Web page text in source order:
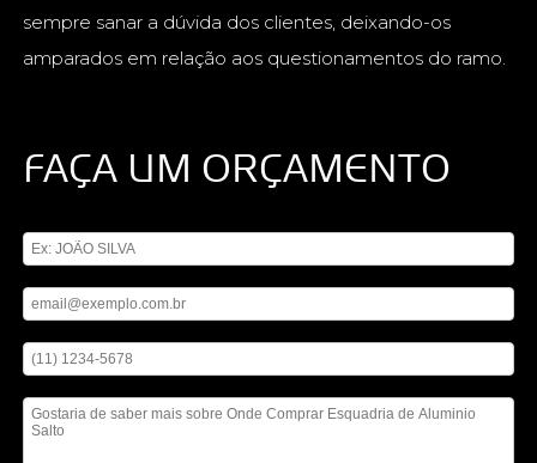
sempre sanar a dúvida dos clientes, deixando-os
amparados em relação aos questionamentos do ramo.
FAÇA UM ORÇAMENTO